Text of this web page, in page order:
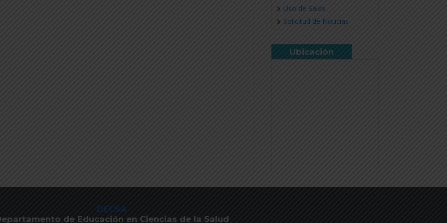
Uso de Salas
Solicitud de Noticias
Ubicación
DECSA
de Educación en Ciencias de la Salud